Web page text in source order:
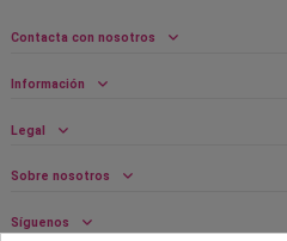
Contacta con nosotros
Información
Legal
Sobre nosotros
Síguenos